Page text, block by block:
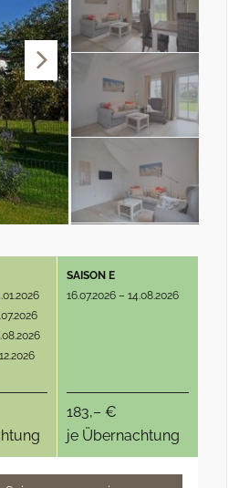
SAISON E
16.07.2026 – 14.08.2026
183,– €
je Übernachtung